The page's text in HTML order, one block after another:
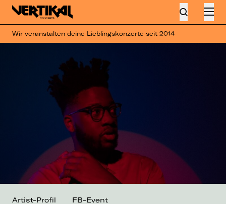
Wir veranstalten deine Lieblingskonzerte seit 2014
Artist-Profil FB-Event